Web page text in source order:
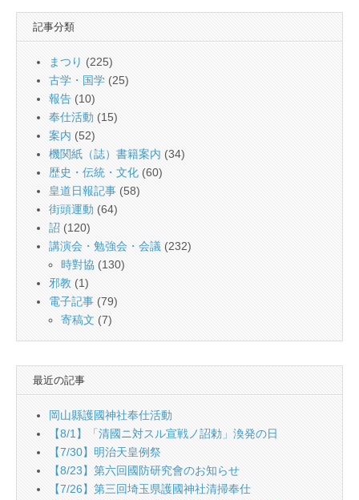
記事分類
まつり (225)
古学・国学 (25)
報告 (10)
奉仕活動 (15)
案内 (52)
機関紙（誌）書籍案内 (34)
歴史・伝統・文化 (60)
皇道日報記事 (58)
街頭運動 (64)
詔 (120)
講演会・勉強会・会議 (232)
時對協 (130)
邪教 (1)
電子記事 (79)
寄稿文 (7)
最近の記事
岡山縣護國神社奉仕活動
【8/1】「清國ニ対スル宣戦ノ詔勅」渙発の日
【7/30】明治天皇例祭
【8/23】第六回國防研究會のお知らせ
【7/26】第三回埼玉県護國神社清掃奉仕